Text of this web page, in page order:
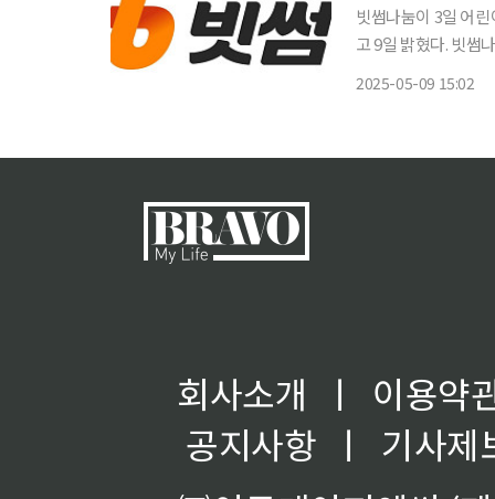
빗썸나눔이 3일 어
고 9일 밝혔다. 빗썸나눔은 빗썸 창립 10주년을 기념해 고객에게 받은 사랑을 사회에 환원하
2025-05-09 15:02
회사소개 ㅣ
이용약
공지사항
ㅣ
기사제